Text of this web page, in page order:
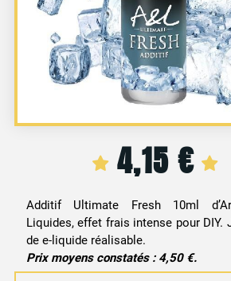
4,15 €
Additif Ultimate Fresh 10ml
Liquides, effet frais intense pour DIY.
de e-liquide réalisable.
Prix moyens constatés : 4,50 €.